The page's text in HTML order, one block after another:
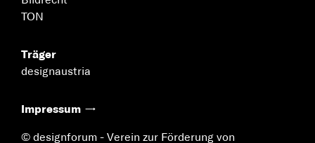
TON
Träger
designaustria
Impressum
© designforum - Verein zur Förderung von